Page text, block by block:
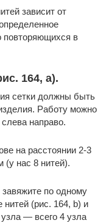
зависит от
повторяющихся в
164, а).
сетки должны быть
Работу можно
направо.
на расстоянии 2-3
(у нас 8 нитей).
по одному
(рис. 164, b) и
— всего 4 узла